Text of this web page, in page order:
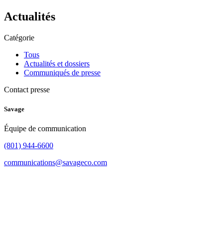
Actualités
Catégorie
Tous
Actualités et dossiers
Communiqués de presse
Contact presse
Savage
Équipe de communication
(801) 944-6600
communications@savageco.com